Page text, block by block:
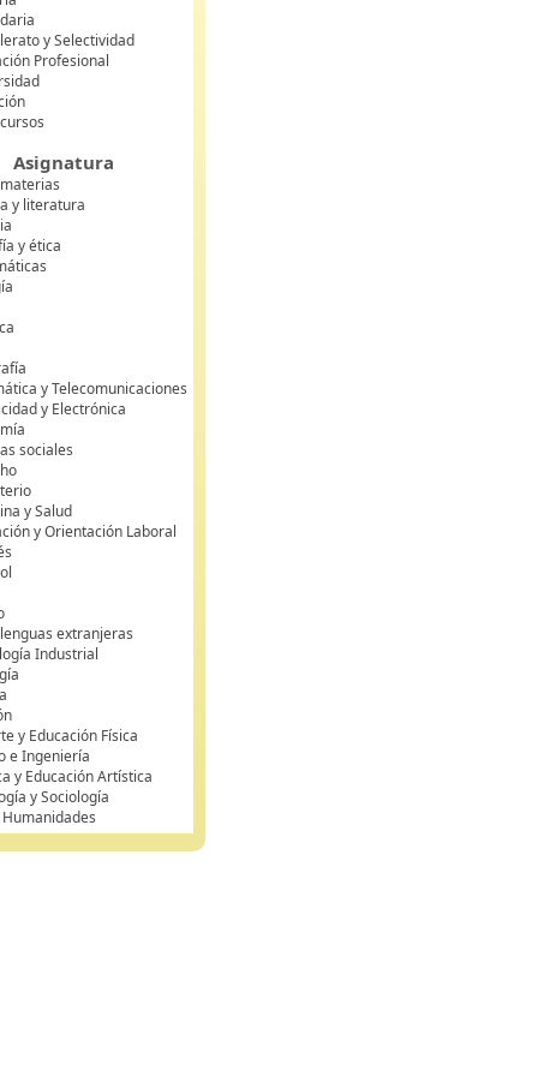
y Selectividad
Profesional
Asignatura
y literatura
y ética
y Telecomunicaciones
y Electrónica
sociales
y Salud
y Orientación Laboral
extranjeras
Industrial
y Educación Física
e Ingeniería
y Educación Artística
y Sociología